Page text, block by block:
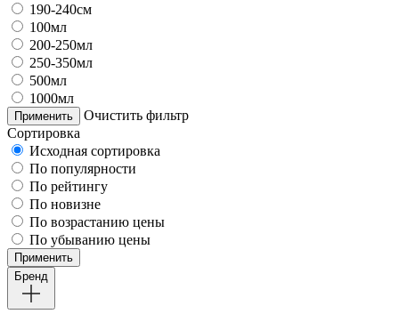
190-240см
100мл
200-250мл
250-350мл
500мл
1000мл
Применить
Очистить фильтр
Сортировка
Исходная сортировка
По популярности
По рейтингу
По новизне
По возрастанию цены
По убыванию цены
Применить
Бренд